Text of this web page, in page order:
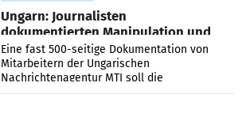
Ungarn: Journalisten
dokumentierten Manipulation und
Zensur
Eine fast 500-seitige Dokumentation von
Mitarbeitern der Ungarischen
Nachrichtenagentur MTI soll die
systematische Nachrichten-Manipulation und